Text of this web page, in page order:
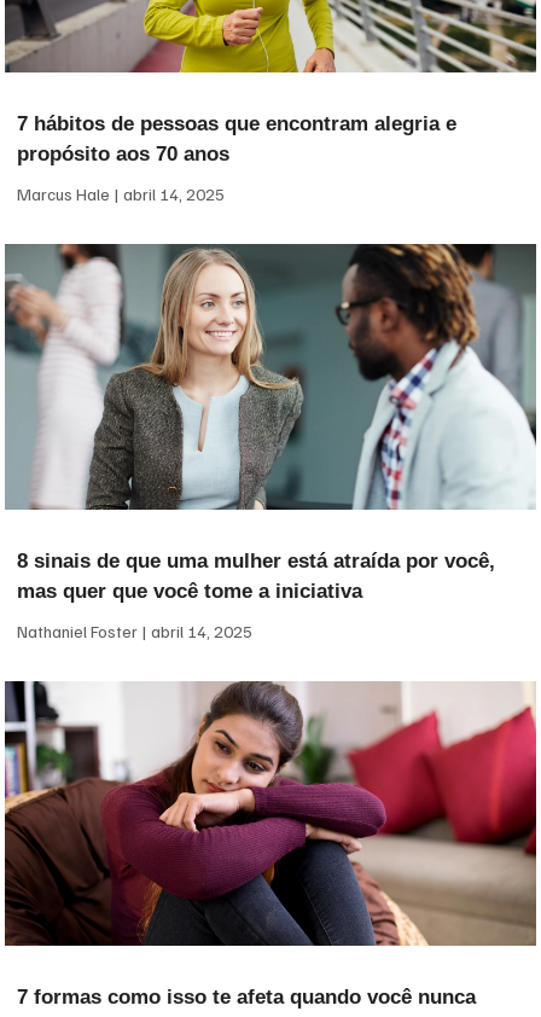
7 hábitos de pessoas que encontram alegria e
propósito aos 70 anos
Marcus Hale abril 14, 2025
8 sinais de que uma mulher está atraída por você,
mas quer que você tome a iniciativa
Nathaniel Foster abril 14, 2025
7 formas como isso te afeta quando você nunca